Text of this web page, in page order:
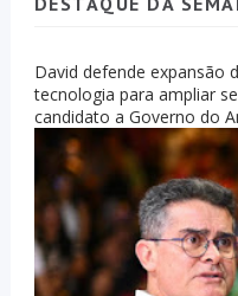
David defende expansão
tecnologia para ampliar
candidato a Governo do